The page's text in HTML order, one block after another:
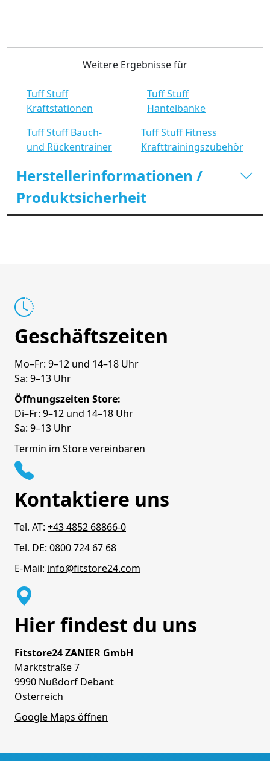
Weitere Ergebnisse für
Tuff Stuff
Kraftstationen
Tuff Stuff
Hantelbänke
Tuff Stuff Bauch-
und Rückentrainer
Tuff Stuff Fitness
Krafttrainingszubehör
Herstellerinformationen /
Produktsicherheit
Geschäftszeiten
Mo–Fr: 9–12 und 14–18 Uhr
Sa: 9–13 Uhr
Öffnungszeiten Store:
Di–Fr: 9–12 und 14–18 Uhr
Sa: 9–13 Uhr
Termin im Store vereinbaren
Kontaktiere uns
Tel. AT: +43 4852 68866-0
Tel. DE: 0800 724 67 68
E-Mail: info@fitstore24.com
Hier findest du uns
Fitstore24 ZANIER GmbH
Marktstraße 7
9990 Nußdorf Debant
Österreich
Google Maps öffnen